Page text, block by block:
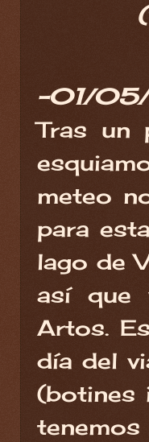
-01/
Tras un
meteo
para
lago de
así que
Artos.
día del
(botines